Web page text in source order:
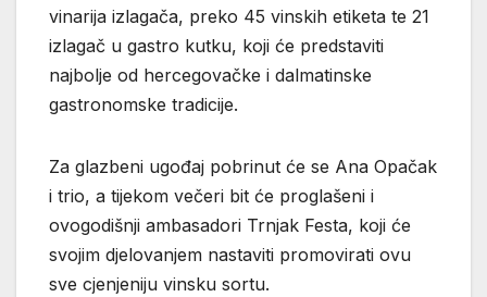
vinarija izlagača, preko 45 vinskih etiketa te 21
izlagač u gastro kutku, koji će predstaviti
najbolje od hercegovačke i dalmatinske
gastronomske tradicije.
Za glazbeni ugođaj pobrinut će se Ana Opačak
i trio, a tijekom večeri bit će proglašeni i
ovogodišnji ambasadori Trnjak Festa, koji će
svojim djelovanjem nastaviti promovirati ovu
sve cjenjeniju vinsku sortu.